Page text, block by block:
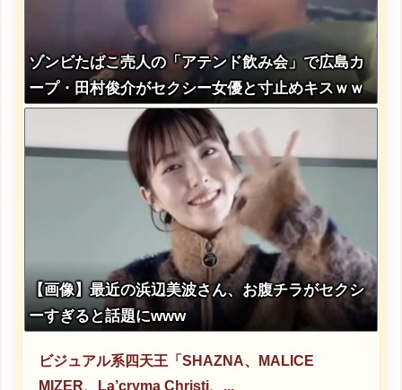
ゾンビたばこ売人の「アテンド飲み会」で広島カ
ープ・田村俊介がセクシー女優と寸止めキスｗｗ
ｗｗｗ
【画像】最近の浜辺美波さん、お腹チラがセクシ
ーすぎると話題にwww
ビジュアル系四天王「SHAZNA、MALICE
MIZER、La’cryma Christi、...